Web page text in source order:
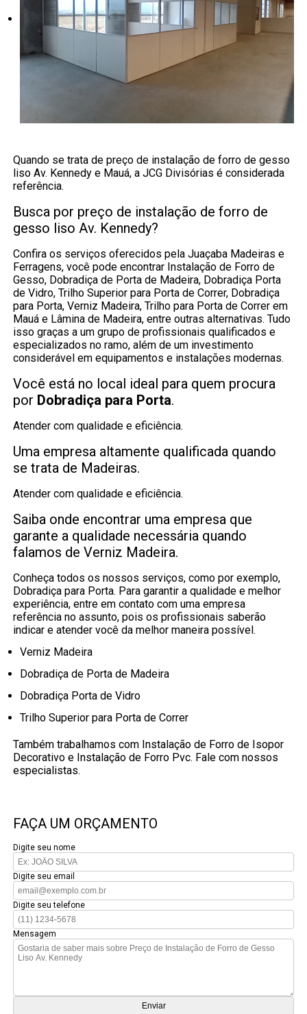
Quando se trata de preço de instalação de forro de gesso
liso Av. Kennedy e Mauá, a JCG Divisórias é considerada
referência.
Busca por preço de instalação de forro de
gesso liso Av. Kennedy?
Confira os serviços oferecidos pela Juaçaba Madeiras e
Ferragens, você pode encontrar Instalação de Forro de
Gesso, Dobradiça de Porta de Madeira, Dobradiça Porta
de Vidro, Trilho Superior para Porta de Correr, Dobradiça
para Porta, Verniz Madeira, Trilho para Porta de Correr em
Mauá e Lâmina de Madeira, entre outras alternativas. Tudo
isso graças a um grupo de profissionais qualificados e
especializados no ramo, além de um investimento
considerável em equipamentos e instalações modernas.
Você está no local ideal para quem procura
por Dobradiça para Porta.
Atender com qualidade e eficiência.
Uma empresa altamente qualificada quando
se trata de Madeiras.
Atender com qualidade e eficiência.
Saiba onde encontrar uma empresa que
garante a qualidade necessária quando
falamos de Verniz Madeira.
Conheça todos os nossos serviços, como por exemplo,
Dobradiça para Porta. Para garantir a qualidade e melhor
experiência, entre em contato com uma empresa
referência no assunto, pois os profissionais saberão
indicar e atender você da melhor maneira possível.
Verniz Madeira
Dobradiça de Porta de Madeira
Dobradiça Porta de Vidro
Trilho Superior para Porta de Correr
Também trabalhamos com Instalação de Forro de Isopor
Decorativo e Instalação de Forro Pvc. Fale com nossos
especialistas.
FAÇA UM ORÇAMENTO
Digite seu nome
Digite seu email
Digite seu telefone
Mensagem